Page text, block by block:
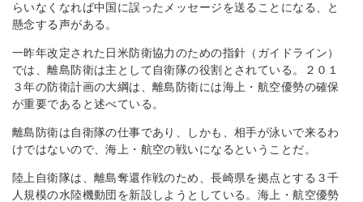
らいなくなれば中国に誤ったメッセージを送ることになる、と
懸念する声がある。
一昨年改定された日米防衛協力のための指針（ガイドライン）
では、離島防衛は主として自衛隊の役割とされている。２０１
３年の防衛計画の大綱は、離島防衛には海上・航空優勢の確保
が重要であると述べている。
離島防衛は自衛隊の仕事であり、しかも、相手が泳いで来るわ
けではないので、海上・航空の戦いになるということだ。
陸上自衛隊は、離島奪還作戦のため、長崎県を拠点とする３千
人規模の水陸機動団を新設しようとしている。海上・航空優勢